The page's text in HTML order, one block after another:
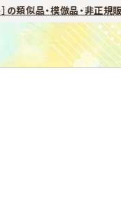
類似品・模倣品・非正規販売